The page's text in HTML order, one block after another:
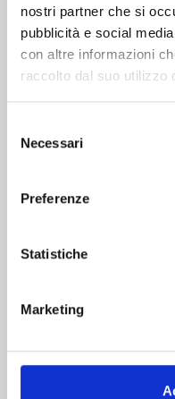
nostri partner che si
pubblicità e social
con altre informazioni
raccolto dal suo utilizzo
delNecessari
Preferenze
Statistiche
Marketing